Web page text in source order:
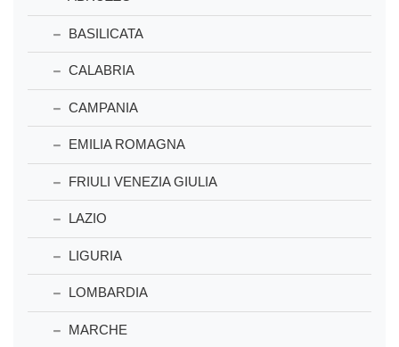
BASILICATA
CALABRIA
CAMPANIA
EMILIA ROMAGNA
FRIULI VENEZIA GIULIA
LAZIO
LIGURIA
LOMBARDIA
MARCHE